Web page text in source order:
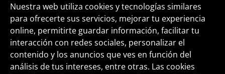
Central telefónica+51 1 500 6133
Nuestra web utiliza cookies y tecnologías similares
para ofrecerte sus servicios, mejorar tu experiencia
online, permitirte guardar información, facilitar tu
interacción con redes sociales, personalizar el
contenido y los anuncios que ves en función del
análisis de tus intereses, entre otras. Las cookies